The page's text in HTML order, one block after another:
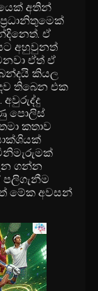
අතින්
ඒ
අහුවුනත්
ඒත් ඒ
කියල
තිබෙන එක
පොලිස්
කතාව
ගන්න
මේක අවසන්